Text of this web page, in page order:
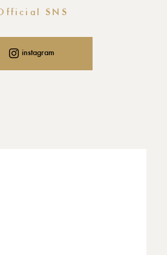
SNS
instagram